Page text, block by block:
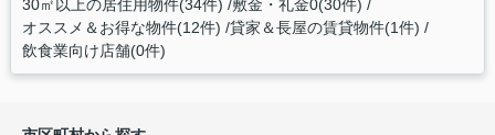
30㎡以上の居住用物件(34件) 敷金・礼金0(30件)
オススメ＆お得な物件(12件) 貸家＆長屋の賃貸物件(1件)
飲食業向け店舗(0件)